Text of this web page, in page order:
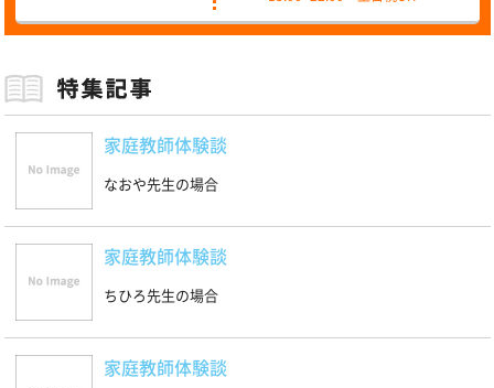
家庭教師体験談
なおや先生の場合
家庭教師体験談
ちひろ先生の場合
家庭教師体験談